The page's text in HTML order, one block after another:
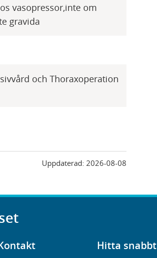
vasopressor,inte om
gravida
och Thoraxoperation
Uppdaterad:2026-08-08
Hitta snabbt